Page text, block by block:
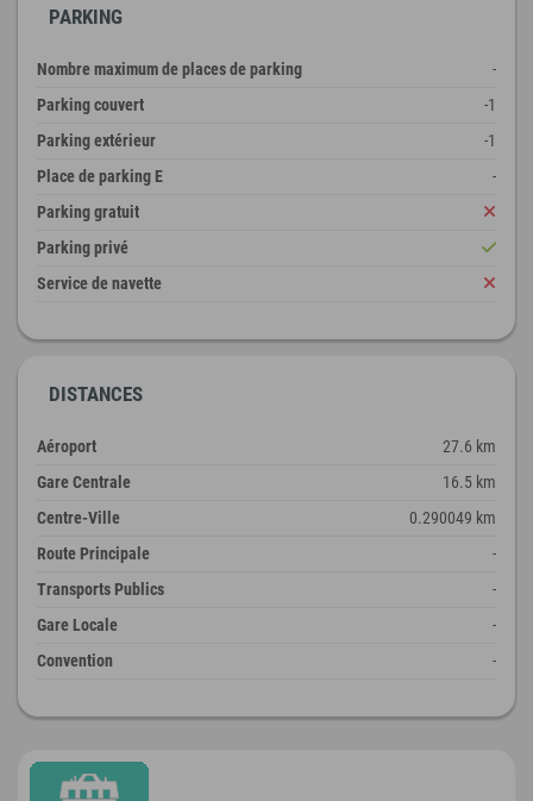
PARKING
Nombre maximum de places de parking
-
Parking couvert
-1
Parking extérieur
-1
Place de parking E
-
Parking gratuit
Parking privé
Service de navette
DISTANCES
Aéroport
27.6 km
Gare Centrale
16.5 km
Centre-Ville
0.290049 km
Route Principale
-
Transports Publics
-
Gare Locale
-
Convention
-